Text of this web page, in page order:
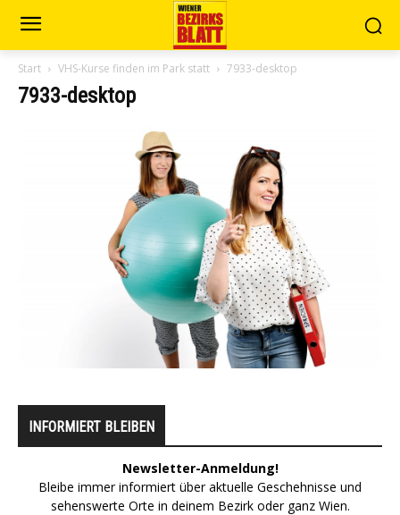
Start VHS-Kurse finden im Park statt 7933-desktop
7933-desktop
INFORMIERT BLEIBEN
Newsletter-Anmeldung!
Bleibe immer informiert über aktuelle Geschehnisse und
sehenswerte Orte in deinem Bezirk oder ganz Wien.